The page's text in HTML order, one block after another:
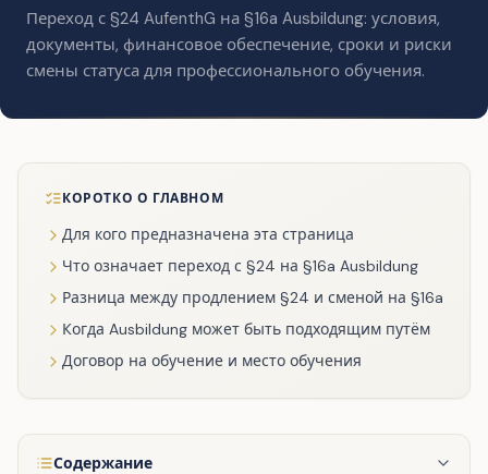
Переход с §24 AufenthG на §16a Ausbildung: условия,
документы, финансовое обеспечение, сроки и риски
смены статуса для профессионального обучения.
КОРОТКО О ГЛАВНОМ
Для кого предназначена эта страница
Что означает переход с §24 на §16a Ausbildung
Разница между продлением §24 и сменой на §16a
Когда Ausbildung может быть подходящим путём
Договор на обучение и место обучения
Содержание